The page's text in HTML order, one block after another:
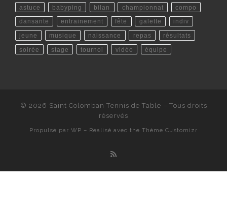
astuce babyping bilan championnat compo
dansante entrainement fête galette indiv
jeune musique naissance repas résultats
soirée stage tournoi vidéo équipe
© 2026 Saint Colomban Tennis de Table – Tous droits
réservés
Propulsé par WP – Réalisé avec the Thème Customizr